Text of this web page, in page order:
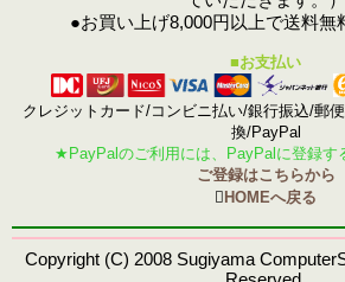
●お買い上げ8,000円以上で送料無
■お支払い
クレジットカード/コンビニ払い/銀行振込/郵
換/PayPal
★PayPalのご利用には、PayPalに登録す
ご登録はこちらから
HOMEへ戻る
Copyright (C) 2008 Sugiyama